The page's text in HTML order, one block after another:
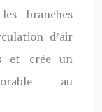
branches
d’air
et crée un
au